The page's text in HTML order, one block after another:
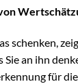
schenken,
an ihn
für